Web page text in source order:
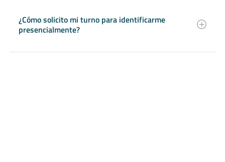
¿Cómo solicito mi turno para identificarme
presencialmente?